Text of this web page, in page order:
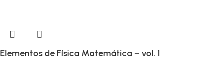
Elementos de Física Matemática – vol. 1